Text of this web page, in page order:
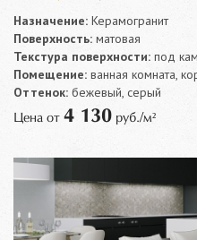
Назначение: Керамогранит
Поверхность: матовая
Текстура поверхности: под
Помещение: ванная комната,
Оттенок: бежевый, серый
Цена от 4 130 руб./м²